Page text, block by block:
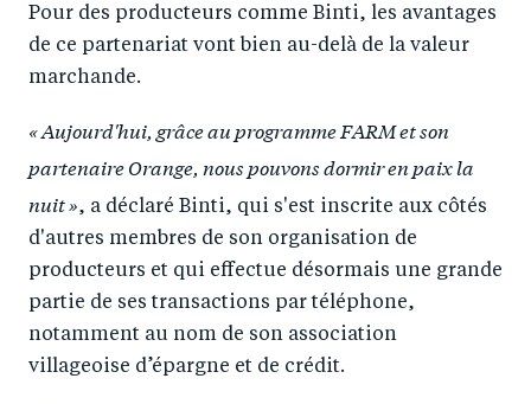
Pour des producteurs comme Binti, les avantages
de ce partenariat vont bien au-delà de la valeur
marchande.
« Aujourd'hui, grâce au programme FARM et son
partenaire Orange, nous pouvons dormir en paix la
nuit », a déclaré Binti, qui s'est inscrite aux côtés
d'autres membres de son organisation de
producteurs et qui effectue désormais une grande
partie de ses transactions par téléphone,
notamment au nom de son association
villageoise d’épargne et de crédit.